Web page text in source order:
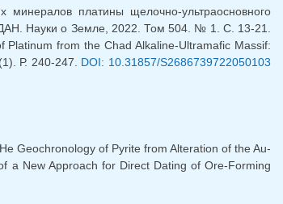
минералов платины щелочно-ультраосновного
ДАН. Науки о Земле, 2022. Том 504. № 1. С. 13-21.
from the Chad Alkaline-Ultramafic Massif:
Р. 240-247. DOI: 10.31857/S2686739722050103
Geochronology of Pyrite from Alteration of the Au-
a New Approach for Direct Dating of Ore-Forming